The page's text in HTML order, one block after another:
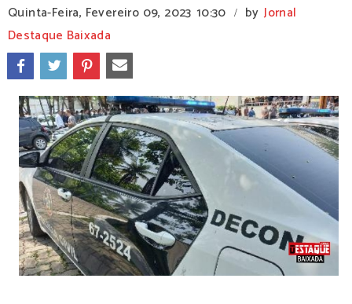
Quinta-Feira, Fevereiro 09, 2023 10:30 / by Jornal
Destaque Baixada